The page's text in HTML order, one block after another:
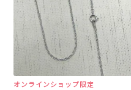
オンラインショップ限定